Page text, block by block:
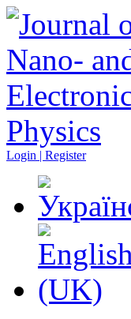
Login | Register